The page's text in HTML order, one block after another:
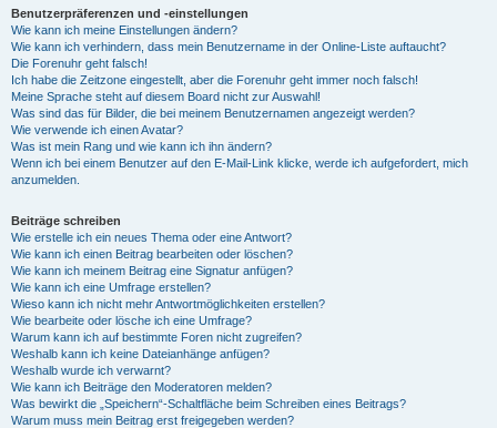
Benutzerpräferenzen und -einstellungen
Wie kann ich meine Einstellungen ändern?
Wie kann ich verhindern, dass mein Benutzername in der Online-Liste auftaucht?
Die Forenuhr geht falsch!
Ich habe die Zeitzone eingestellt, aber die Forenuhr geht immer noch falsch!
Meine Sprache steht auf diesem Board nicht zur Auswahl!
Was sind das für Bilder, die bei meinem Benutzernamen angezeigt werden?
Wie verwende ich einen Avatar?
Was ist mein Rang und wie kann ich ihn ändern?
Wenn ich bei einem Benutzer auf den E-Mail-Link klicke, werde ich aufgefordert, mich
anzumelden.
Beiträge schreiben
Wie erstelle ich ein neues Thema oder eine Antwort?
Wie kann ich einen Beitrag bearbeiten oder löschen?
Wie kann ich meinem Beitrag eine Signatur anfügen?
Wie kann ich eine Umfrage erstellen?
Wieso kann ich nicht mehr Antwortmöglichkeiten erstellen?
Wie bearbeite oder lösche ich eine Umfrage?
Warum kann ich auf bestimmte Foren nicht zugreifen?
Weshalb kann ich keine Dateianhänge anfügen?
Weshalb wurde ich verwarnt?
Wie kann ich Beiträge den Moderatoren melden?
Was bewirkt die „Speichern“-Schaltfläche beim Schreiben eines Beitrags?
Warum muss mein Beitrag erst freigegeben werden?